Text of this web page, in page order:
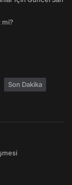
mi?
Son Dakika